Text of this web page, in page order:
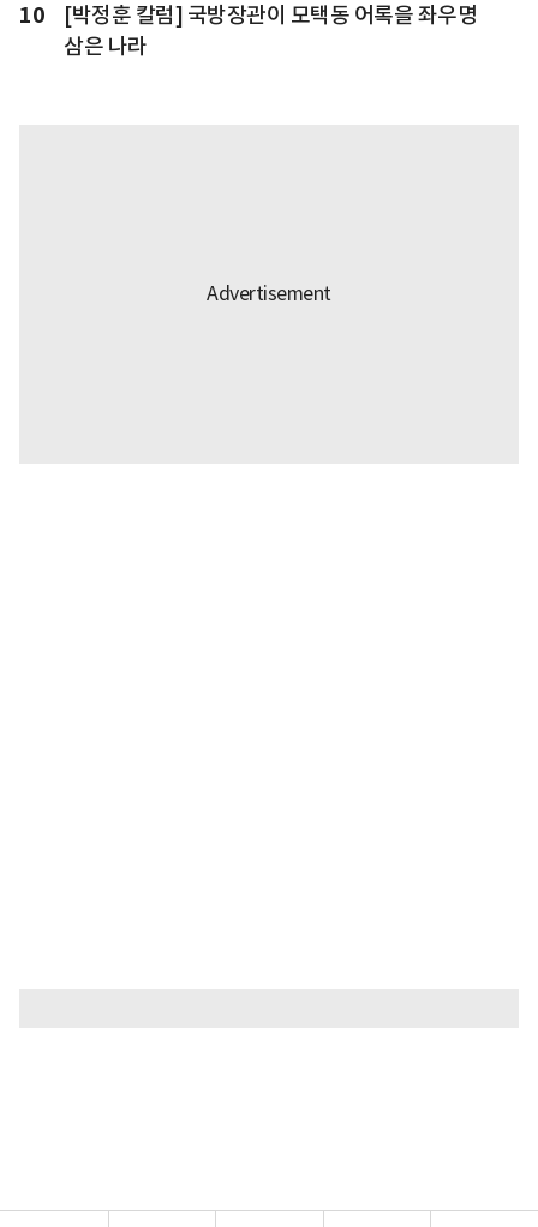
10
[박정훈 칼럼] 국방장관이 모택동 어록을 좌우명
삼은 나라